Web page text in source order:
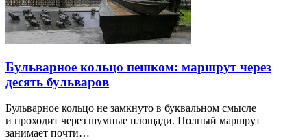
Бульварное кольцо пешком: маршрут через
десять бульваров
Бульварное кольцо не замкнуто в буквальном смысле
и проходит через шумные площади. Полный маршрут
занимает почти…